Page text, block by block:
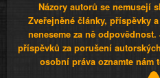
Názory autorů se nemusejí
Zveřejněné články, příspěvky
neneseme za ně
příspěvků za porušení
osobní práva oznamte nám